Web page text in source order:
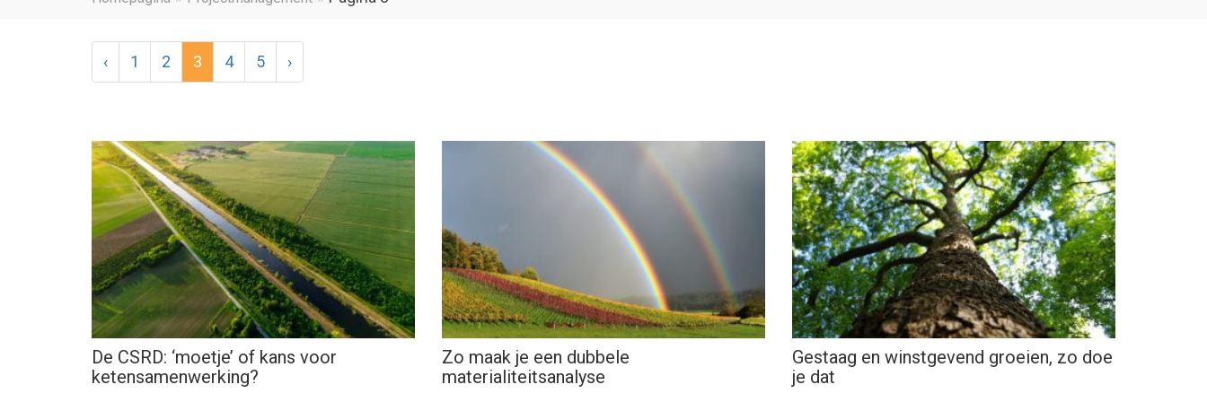
‹ 1 2 3 4 5 ›
De CSRD: ‘moetje’ of kans voor
ketensamenwerking?
Zo maak je een dubbele
materialiteitsanalyse
Gestaag en winstgevend groeien, zo doe
je dat